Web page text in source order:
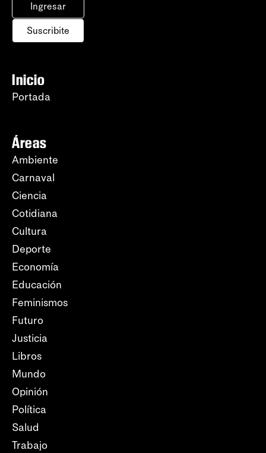
Ingresar
Suscribite
Inicio
Portada
Áreas
Ambiente
Carnaval
Ciencia
Cotidiana
Cultura
Deporte
Economía
Educación
Feminismos
Futuro
Justicia
Libros
Mundo
Opinión
Política
Salud
Trabajo